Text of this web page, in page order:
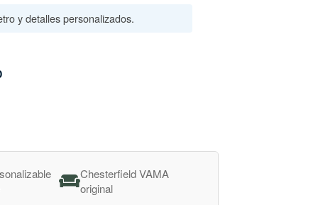
y detalles personalizados.
Chesterfield VAMA
original